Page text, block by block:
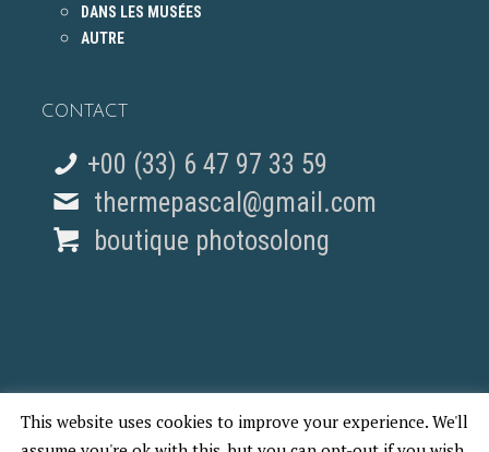
DANS LES MUSÉES
AUTRE
CONTACT
+00 (33) 6 47 97 33 59
thermepascal@gmail.com
boutique photosolong
© 2018 Pascal Therme - REPORTAGES PHOTO PARIS
This website uses cookies to improve your experience. We'll